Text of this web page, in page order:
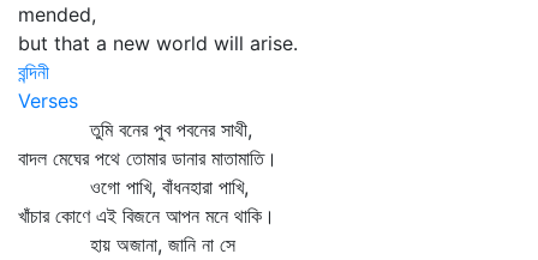
mended,
but that a new world will arise.
বন্দিনী
Verses
তুমি বনের পুব পবনের সাথী,
বাদল মেঘের পথে তোমার ডানার মাতামাতি।
ওগো পাখি, বাঁধনহারা পাখি,
খাঁচার কোণে এই বিজনে আপন মনে থাকি।
হায় অজানা, জানি না সে